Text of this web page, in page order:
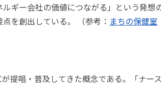
ギー会社の価値につながる」という発想の
を創出している。 （参考： まちの保健室
提唱・普及してきた概念である。「ナー